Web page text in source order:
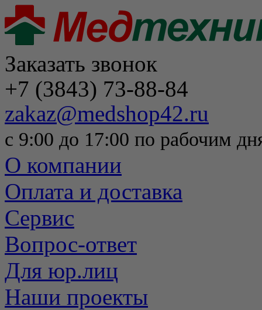
Заказать звонок
+7 (3843) 73-88-84
zakaz@medshop42.ru
с 9:00 до 17:00 по рабочим
О компании
Оплата и доставка
Сервис
Вопрос-ответ
Для юр.лиц
Наши проекты